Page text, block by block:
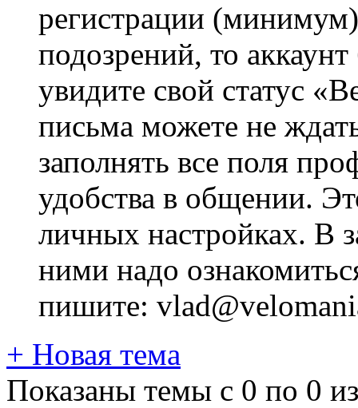
регистрации
подозрений, то
увидите свой статус
письма можете не
заполнять все поля
удобства в общении.
личных настройках. В
ними надо
пишите:
+ Новая тема
Показаны темы с 0 по 0